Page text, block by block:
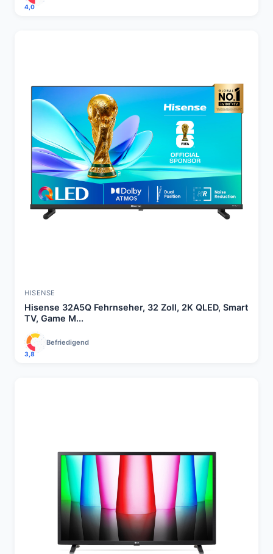
4,0
HISENSE
Hisense 32A5Q Fehrnseher, 32 Zoll, 2K QLED, Smart
TV, Game M...
3,8
Befriedigend